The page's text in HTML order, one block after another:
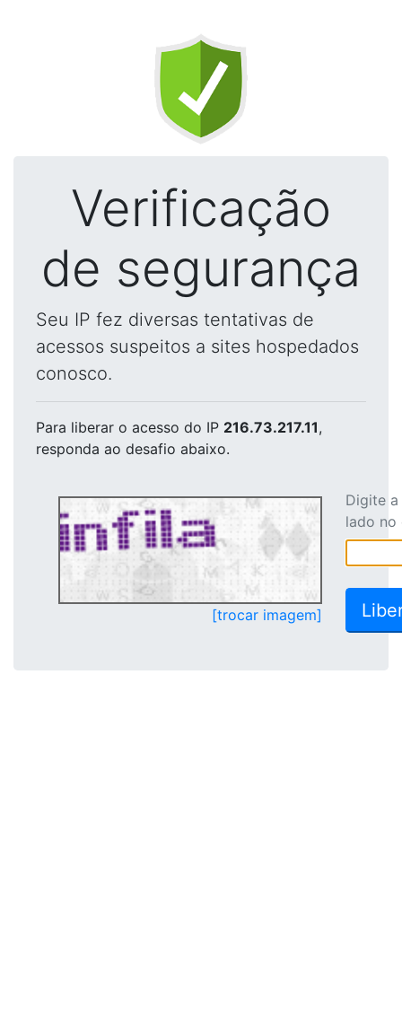
Verificação
de segurança
Seu IP fez diversas tentativas de
acessos suspeitos a sites hospedados
conosco.
Para liberar o acesso do IP 216.73.217.11,
responda ao desafio abaixo.
[trocar imagem]
Digite
lado no